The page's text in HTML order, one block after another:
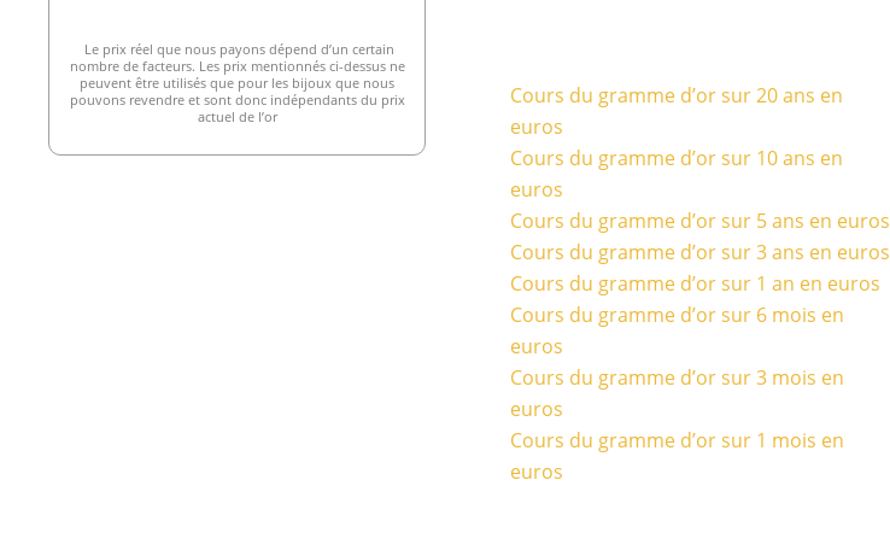
Le prix réel que nous payons dépend d’un certain
nombre de facteurs. Les prix mentionnés ci-dessus ne
peuvent être utilisés que pour les bijoux que nous
pouvons revendre et sont donc indépendants du prix
actuel de l’or
Cours du gramme d’or sur 20 ans en
euros
Cours du gramme d’or sur 10 ans en
euros
Cours du gramme d’or sur 5 ans en euros
Cours du gramme d’or sur 3 ans en euros
Cours du gramme d’or sur 1 an en euros
Cours du gramme d’or sur 6 mois en
euros
Cours du gramme d’or sur 3 mois en
euros
Cours du gramme d’or sur 1 mois en
euros